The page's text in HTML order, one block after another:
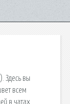
Здесь вы
всем
в чатах